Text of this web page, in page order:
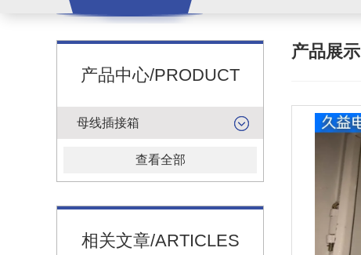
产品中心/PRODUCT
母线插接箱
查看全部
相关文章/ARTICLES
产品展示